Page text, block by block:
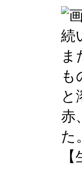
続
ま
も
と
赤
た。